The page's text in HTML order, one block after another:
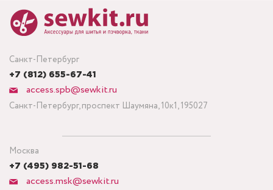
Санкт-Петербург
+7 (812) 655-67-41
access.spb@sewkit.ru
Санкт-Петербург, проспект Шаумяна, 10к1, 195027
Москва
+7 (495) 982-51-68
access.msk@sewkit.ru